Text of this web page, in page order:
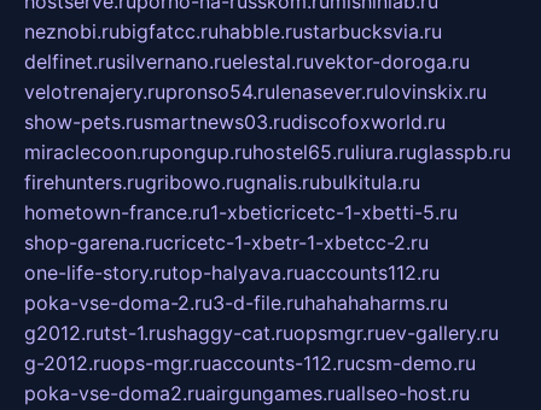
neznobi.rubigfatcc.ruhabble.rustarbucksvia.ru
delfinet.rusilvernano.ruelestal.ruvektor-doroga.ru
velotrenajery.rupronso54.rulenasever.rulovinskix.ru
show-pets.rusmartnews03.rudiscofoxworld.ru
miraclecoon.rupongup.ruhostel65.ruliura.ruglasspb.ru
firehunters.rugribowo.rugnalis.rubulkitula.ru
hometown-france.ru1-xbeticricetc-1-xbetti-5.ru
shop-garena.rucricetc-1-xbetr-1-xbetcc-2.ru
one-life-story.rutop-halyava.ruaccounts112.ru
poka-vse-doma-2.ru3-d-file.ruhahahaharms.ru
g2012.rutst-1.rushaggy-cat.ruopsmgr.ruev-gallery.ru
g-2012.ruops-mgr.ruaccounts-112.rucsm-demo.ru
poka-vse-doma2.ruairgungames.ruallseo-host.ru